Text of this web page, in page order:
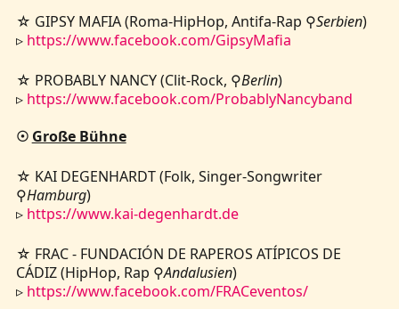
☆ GIPSY MAFIA (Roma-HipHop, Antifa-Rap ⚲Serbien)
▹ https://www.facebook.com/GipsyMafia
☆ PROBABLY NANCY (Clit-Rock, ⚲Berlin)
▹ https://www.facebook.com/ProbablyNancyband
☉ Große Bühne
☆ KAI DEGENHARDT (Folk, Singer-Songwriter
⚲Hamburg)
▹ https://www.kai-degenhardt.de
☆ FRAC - FUNDACIÓN DE RAPEROS ATÍPICOS DE
CÁDIZ (HipHop, Rap ⚲Andalusien)
▹ https://www.facebook.com/FRACeventos/